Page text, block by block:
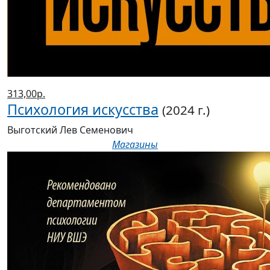
313,00р.
Психология искусства (2024 г.)
Выготский Лев Семенович
Магазины